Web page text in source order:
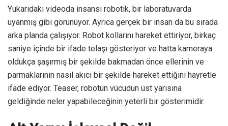
Yukarıdaki videoda insansı robotik, bir laboratuvarda
uyanmış gibi görünüyor. Ayrıca gerçek bir insan da bu sırada
arka planda çalışıyor. Robot kollarını hareket ettiriyor, birkaç
saniye içinde bir ifade telaşı gösteriyor ve hatta kameraya
oldukça şaşırmış bir şekilde bakmadan önce ellerinin ve
parmaklarının nasıl akıcı bir şekilde hareket ettiğini hayretle
ifade ediyor. Teaser, robotun vücudun üst yarısına
geldiğinde neler yapabileceğinin yeterli bir gösterimidir.